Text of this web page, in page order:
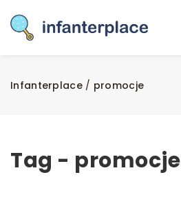
Infanterplace/ promocje
Tag - promocje